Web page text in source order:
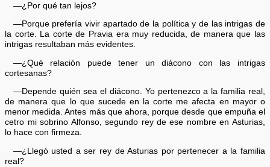
—¿Por qué tan lejos?
—Porque prefería vivir apartado de la política y de las intrigas de
la corte. La corte de Pravia era muy reducida, de manera que las
intrigas resultaban más evidentes.
—¿Qué relación puede tener un diácono con las intrigas
cortesanas?
—Depende quién sea el diácono. Yo pertenezco a la familia real,
de manera que lo que sucede en la corte me afecta en mayor o
menor medida. Antes más que ahora, porque desde que empuña el
cetro mi sobrino Alfonso, segundo rey de ese nombre en Asturias,
lo hace con firmeza.
—¿Llegó usted a ser rey de Asturias por pertenecer a la familia
real?